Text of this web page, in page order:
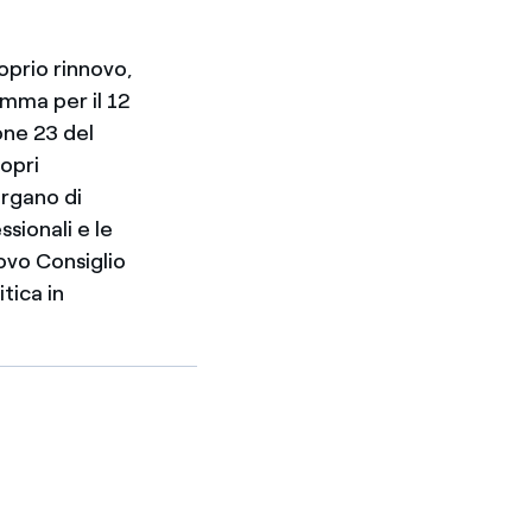
rinnovo,
per il 12
23 del
di
e le
Consiglio
in